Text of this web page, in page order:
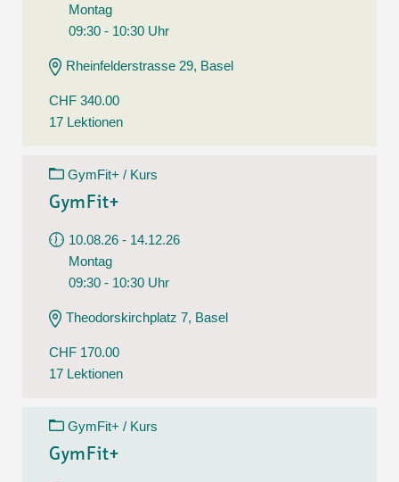
Montag
09:30 - 10:30 Uhr
Rheinfelderstrasse 29, Basel
CHF 340.00
17 Lektionen
GymFit+ / Kurs
GymFit+
10.08.26 - 14.12.26
Montag
09:30 - 10:30 Uhr
Theodorskirchplatz 7, Basel
CHF 170.00
17 Lektionen
GymFit+ / Kurs
GymFit+